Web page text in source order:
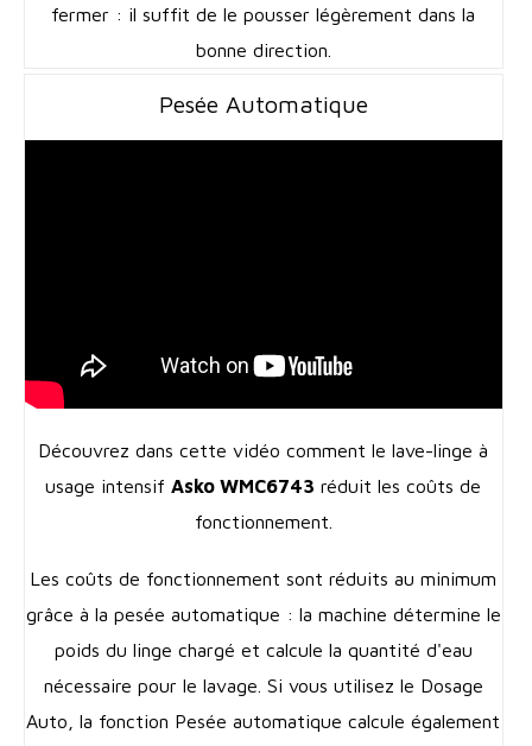
fermer : il suffit de le pousser légèrement dans la
bonne direction.
Pesée Automatique
Découvrez dans cette vidéo comment le lave-linge à
usage intensifAsko WMC6743 réduit les coûts de
fonctionnement.
Les coûts de fonctionnement sont réduits au minimum
grâce à la pesée automatique : la machine détermine le
poids du linge chargé et calcule la quantité d'eau
nécessaire pour le lavage. Si vous utilisez le Dosage
Auto, la fonction Pesée automatique calcule également